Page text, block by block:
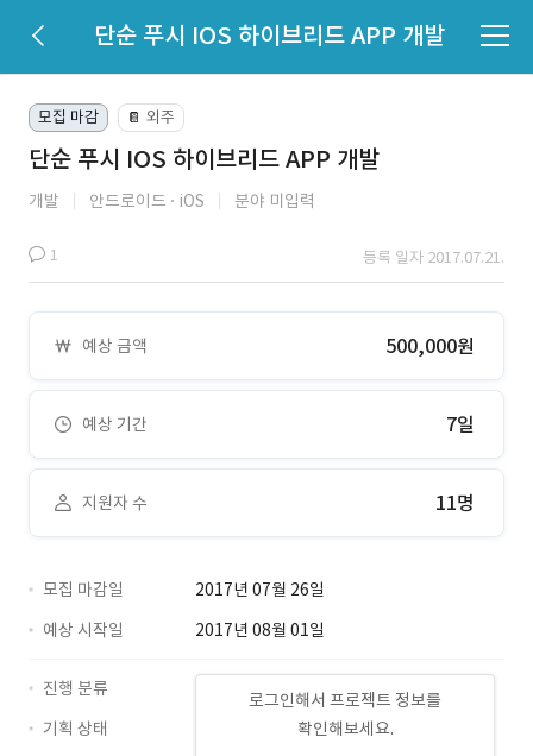
단순 푸시 IOS 하이브리드 APP 개발
모집 마감 📔 외주
단순 푸시 IOS 하이브리드 APP 개발
개발 안드로이드 iOS 분야 미입력
1 등록 일자 2017.07.21.
예상 금액 500,000원
예상 기간 7일
지원자 수 11명
모집 마감일
2017년 07월 26일
예상 시작일
2017년 08월 01일
로그인해서 프로젝트 정보를
확인해보세요.
진행 분류
기획 상태